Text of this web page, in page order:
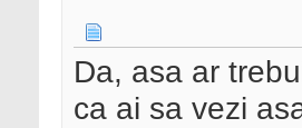
Da, asa ar
ca ai sa vezi